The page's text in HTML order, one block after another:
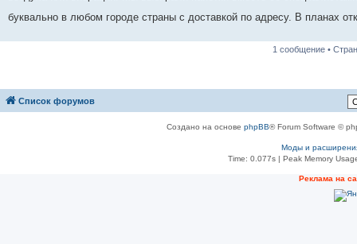
буквально в любом городе страны с доставкой по адресу. В планах
1 сообщение •
Список форумов
Создано на основе phpBB® Forum Software ©
Моды и
Time: 0.077s| Peak Memory
Реклама на